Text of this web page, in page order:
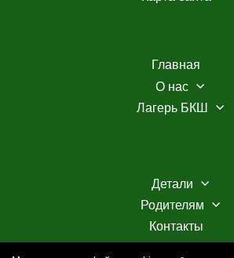
Главная
О нас
Лагерь БКШ
Детали
Родителям
Контакты